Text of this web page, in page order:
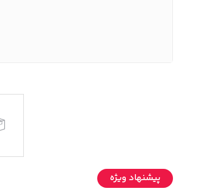
پیشنهاد ویژه